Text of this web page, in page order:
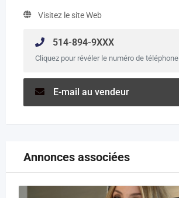
Visitez le site Web
514-894-9XXX
Cliquez pour révéler le numéro de téléphone
E-mail au vendeur
Annonces associées